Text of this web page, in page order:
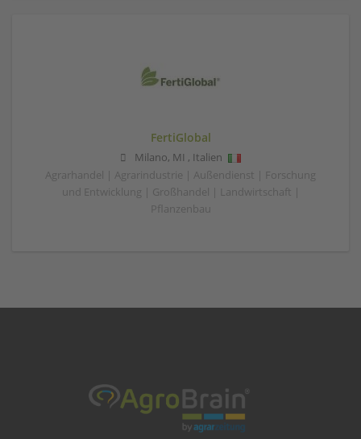
FertiGlobal
Milano, MI , Italien
Agrarhandel | Agrarindustrie | Außendienst | Forschung
und Entwicklung | Großhandel | Landwirtschaft |
Pflanzenbau